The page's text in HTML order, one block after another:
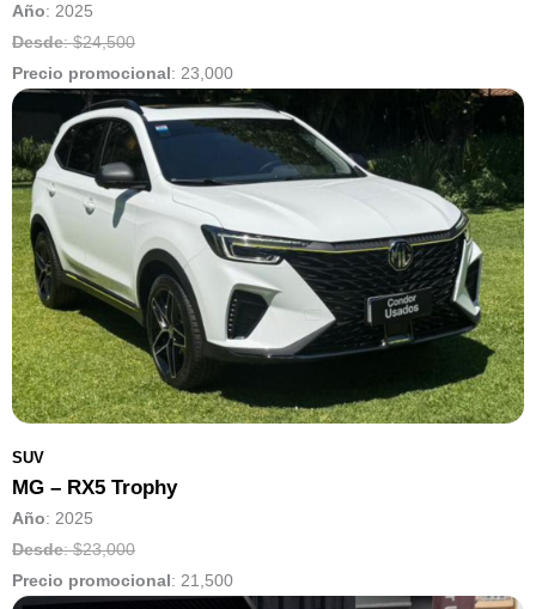
Año: 2025
Desde: $24,500
Precio promocional: 23,000
SUV
MG – RX5 Trophy
Año: 2025
Desde: $23,000
Precio promocional: 21,500